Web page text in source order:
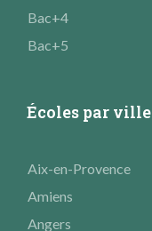
Bac+4
Bac+5
Écoles par ville
Aix-en-Provence
Amiens
Angers